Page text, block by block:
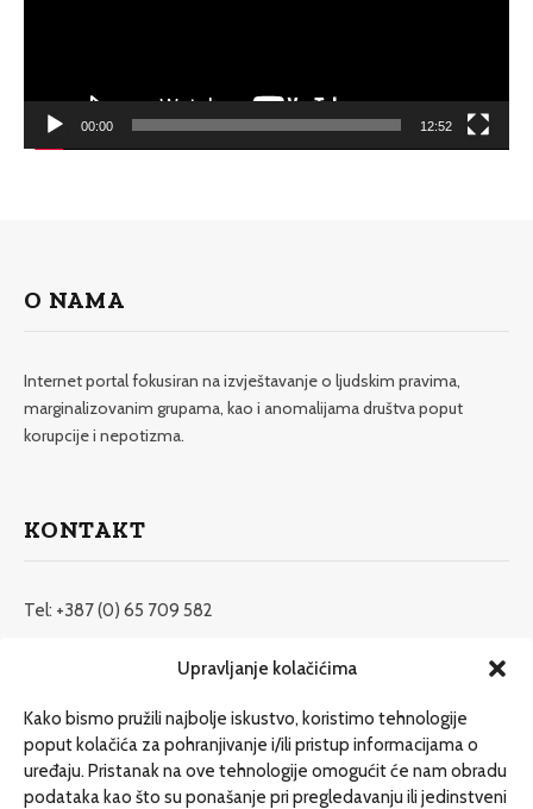
Upravljanje kolačićima
Kako bismo pružili najbolje iskustvo, koristimo tehnologije
poput kolačića za pohranjivanje i/ili pristup informacijama o
uređaju. Pristanak na ove tehnologije omogućit će nam obradu
podataka kao što su ponašanje pri pregledavanju ili jedinstveni
00:00 12:52
O NAMA
Internet portal fokusiran na izvještavanje o ljudskim pravima,
marginalizovanim grupama, kao i anomalijama društva poput
korupcije i nepotizma.
KONTAKT
Tel: +387 (0) 65 709 582
redakcija@etrafika.net
Dosije